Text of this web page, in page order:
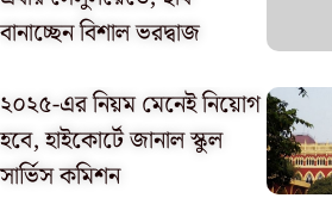
বানাচ্ছেন বিশাল ভরদ্বাজ
২০২৫-এর নিয়ম মেনেই নিয়োগ
হবে, হাইকোর্টে জানাল স্কুল
সার্ভিস কমিশন